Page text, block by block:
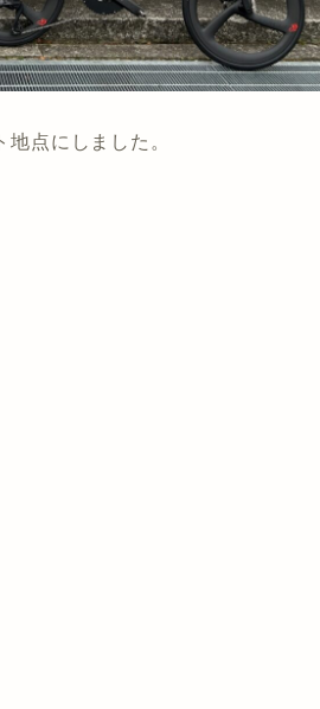
点にしました。